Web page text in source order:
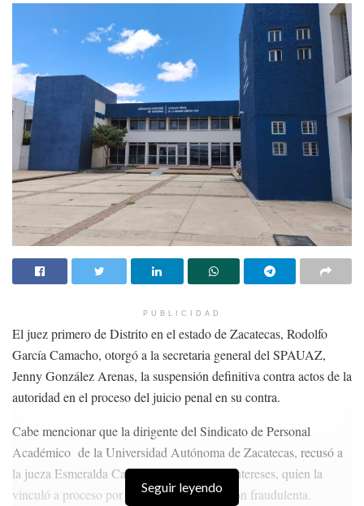
PUBLICIDAD
El juez primero de Distrito en el estado de Zacatecas, Rodolfo
García Camacho, otorgó a la secretaria general del SPAUAZ,
Jenny González Arenas, la suspensión definitiva contra actos de la
autoridad en el proceso del juicio penal en su contra.
Cabe mencionar que la dirigente del Sindicato de Personal
Académico de la Universidad Autónoma de Zacatecas, recusó a
la jueza Esmeralda Castro por conflicto de intereses, quien la
vinculó a proceso por presunta administración fraudulenta.
Seguir leyendo